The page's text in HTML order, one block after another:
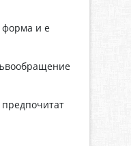
форма и е